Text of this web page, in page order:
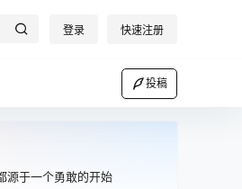
登录 快速注册
投稿
源于一个勇敢的开始